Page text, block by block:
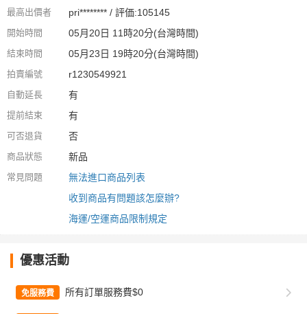
最高出價者 pri******** / 評価:105145
開始時間 05月20日 11時20分(台灣時間)
結束時間 05月23日 19時20分(台灣時間)
拍賣編號 r1230549921
自動延長 有
提前結束 有
可否退貨 否
商品狀態 新品
常見問題
無法進口商品列表
收到商品有問題該怎麼辦?
海運/空運商品限制規定
優惠活動
免服務費 所有訂單服務費$0